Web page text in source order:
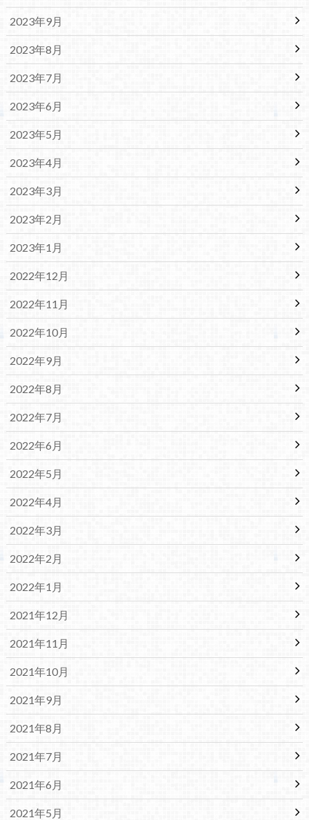
2023年9月
2023年8月
2023年7月
2023年6月
2023年5月
2023年4月
2023年3月
2023年2月
2023年1月
2022年12月
2022年11月
2022年10月
2022年9月
2022年8月
2022年7月
2022年6月
2022年5月
2022年4月
2022年3月
2022年2月
2022年1月
2021年12月
2021年11月
2021年10月
2021年9月
2021年8月
2021年7月
2021年6月
2021年5月